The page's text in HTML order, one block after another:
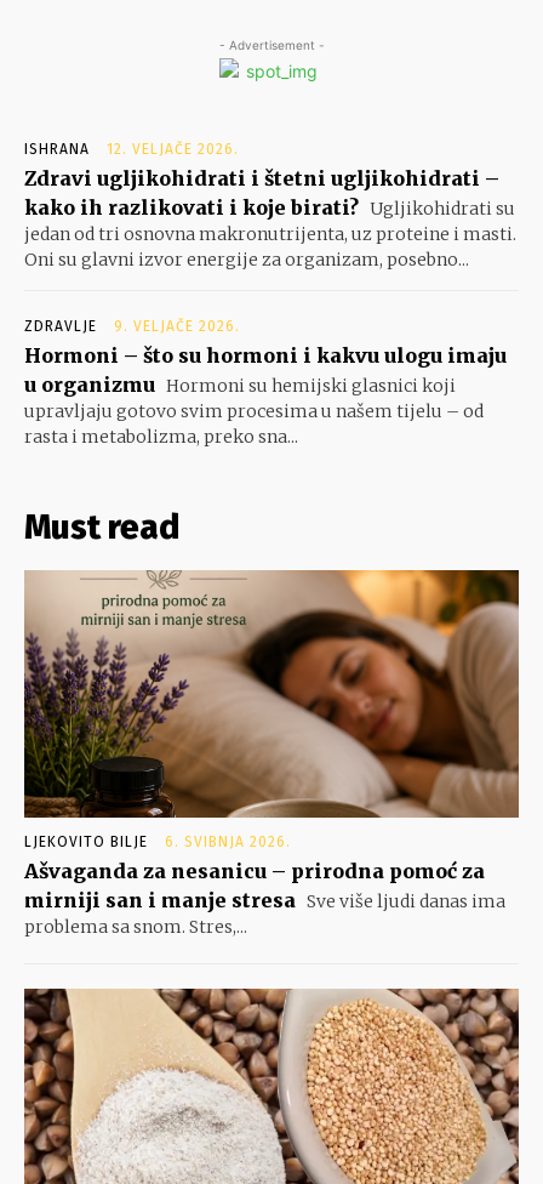
- Advertisement -
ISHRANA 12. VELJAČE 2026.
Zdravi ugljikohidrati i štetni ugljikohidrati –
kako ih razlikovati i koje birati? Ugljikohidrati su
jedan od tri osnovna makronutrijenta, uz proteine i masti.
Oni su glavni izvor energije za organizam, posebno...
ZDRAVLJE 9. VELJAČE 2026.
Hormoni – što su hormoni i kakvu ulogu imaju
u organizmu Hormoni su hemijski glasnici koji
upravljaju gotovo svim procesima u našem tijelu – od
rasta i metabolizma, preko sna...
Must read
LJEKOVITO BILJE 6. SVIBNJA 2026.
Ašvaganda za nesanicu – prirodna pomoć za
mirniji san i manje stresa Sve više ljudi danas ima
problema sa snom. Stres,...